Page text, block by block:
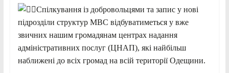
Спілкування із добровольцями та запис у нові
підрозділи структур МВС відбуватиметься у вже
звичних нашим громадянам центрах надання
адміністративних послуг (ЦНАП), які найбільш
наближені до всіх громад на всій території Одещини.